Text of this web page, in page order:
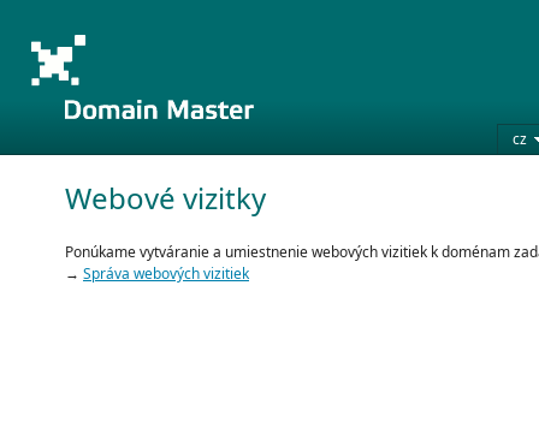
cz
Webové vizitky
Ponúkame vytváranie a umiestnenie webových vizitiek k doménam
→ Správa webových vizitiek